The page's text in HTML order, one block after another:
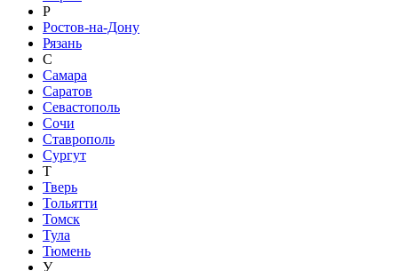
Р
Ростов-на-Дону
Рязань
С
Самара
Саратов
Севастополь
Сочи
Ставрополь
Сургут
Т
Тверь
Тольятти
Томск
Тула
Тюмень
У